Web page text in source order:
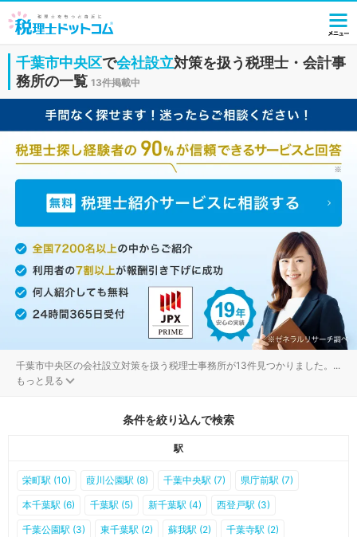
千葉市中央区で会社設立対策を扱う税理士・会計事
務所の一覧 13件掲載中
千葉市中央区の会社設立対策を扱う税理士事務所が13件見つかりました。 ...
もっと見る
条件を絞り込んで検索
駅
栄町駅 (10) 葭川公園駅 (8) 千葉中央駅 (7) 県庁前駅 (7)
本千葉駅 (6) 千葉駅 (5) 新千葉駅 (4) 西登戸駅 (3)
千葉公園駅 (3) 東千葉駅 (2) 蘇我駅 (2) 千葉寺駅 (2)